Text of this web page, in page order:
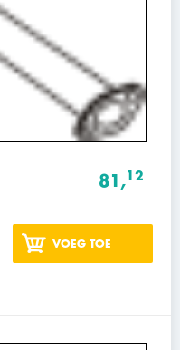
81,12
VOEG TOE